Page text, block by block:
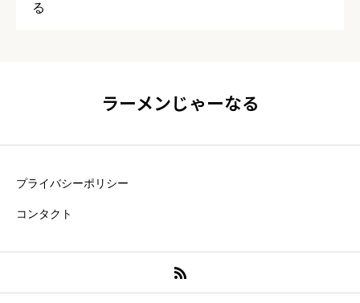
る
ラーメンじゃーなる
プライバシーポリシー
コンタクト